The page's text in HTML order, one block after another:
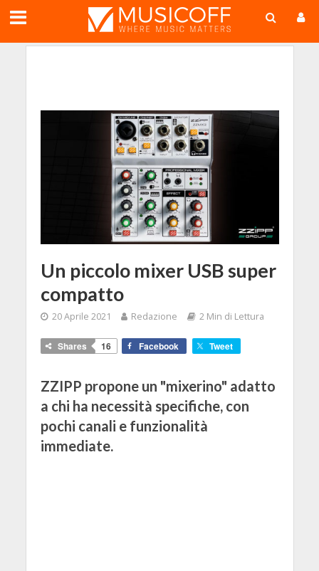
Un piccolo mixer USB super
compatto
20 Aprile 2021 Redazione 2 Min di Lettura
Shares 16 Facebook Tweet
ZZIPP propone un "mixerino" adatto
a chi ha necessità specifiche, con
pochi canali e funzionalità
immediate.